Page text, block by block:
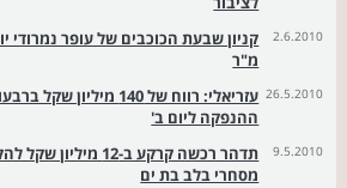
2.6.2010
מ"ר
26.5.2010
עזריאלי: רווח של 140
ההנפקה ליום ב'
9.5.2010
תדהר רכשה קרקע ב-12
מסחרי בלב בת ים